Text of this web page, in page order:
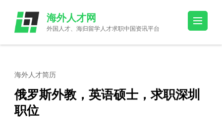
content
(Press
海外人才网
外国人才、海归留学人才求职中国资讯平台
海外人才简历
俄罗斯外教，英语硕士，求职深圳
职位